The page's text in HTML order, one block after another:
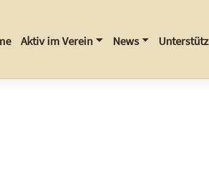
Aktiv im Verein News